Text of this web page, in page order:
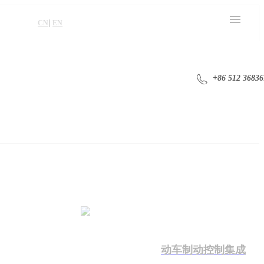
+86 512
CN | EN
动车制动控制集成